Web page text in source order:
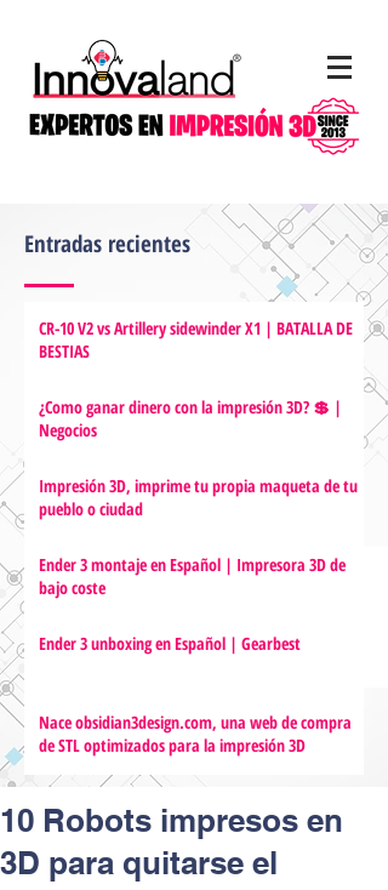
Entradas recientes
CR-10 V2 vs Artillery sidewinder X1 | BATALLA DE
BESTIAS
¿Como ganar dinero con la impresión 3D? 💲 |
Negocios
Impresión 3D, imprime tu propia maqueta de tu
pueblo o ciudad
Ender 3 montaje en Español | Impresora 3D de
bajo coste
Ender 3 unboxing en Español | Gearbest
Nace obsidian3design.com, una web de compra
de STL optimizados para la impresión 3D
10 Robots impresos en
3D para quitarse el